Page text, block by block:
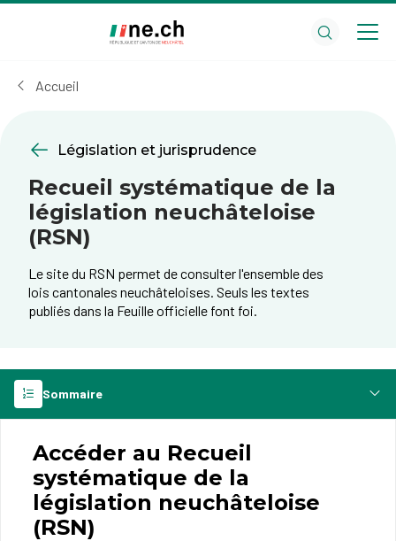
cookies
Accueil
Législation et jurisprudence
Recueil systématique de la
législation neuchâteloise
(RSN)
​Le site du RSN permet de consulter l'ensemble des
lois cantonales neuchâteloises. Seuls les textes
publiés dans la Feuille officielle font foi.
Sommaire
Accéder au ​Recueil
systématique de la
législation neuchâteloise
(RSN)